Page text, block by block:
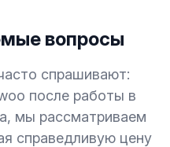
вопросы
спрашивают:
после работы в
мы рассматриваем
справедливую цену